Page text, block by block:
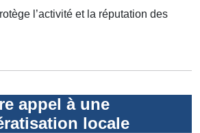
l’activité et la réputation des
appel à une
locale